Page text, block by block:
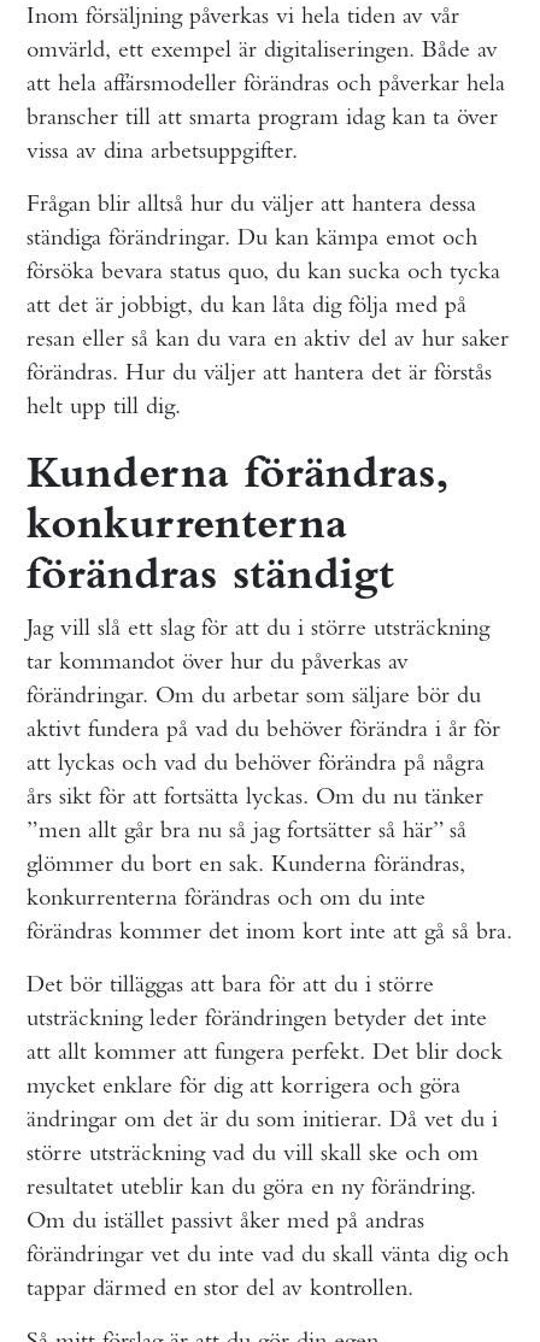
Inom försäljning påverkas vi hela tiden av vår
omvärld, ett exempel är digitaliseringen. Både av
att hela affärsmodeller förändras och påverkar hela
branscher till att smarta program idag kan ta över
vissa av dina arbetsuppgifter.
Frågan blir alltså hur du väljer att hantera dessa
ständiga förändringar. Du kan kämpa emot och
försöka bevara status quo, du kan sucka och tycka
att det är jobbigt, du kan låta dig följa med på
resan eller så kan du vara en aktiv del av hur saker
förändras. Hur du väljer att hantera det är förstås
helt upp till dig.
Kunderna förändras,
konkurrenterna
förändras ständigt
Jag vill slå ett slag för att du i större utsträckning
tar kommandot över hur du påverkas av
förändringar. Om du arbetar som säljare bör du
aktivt fundera på vad du behöver förändra i år för
att lyckas och vad du behöver förändra på några
års sikt för att fortsätta lyckas. Om du nu tänker
”men allt går bra nu så jag fortsätter så här” så
glömmer du bort en sak. Kunderna förändras,
konkurrenterna förändras och om du inte
förändras kommer det inom kort inte att gå så bra.
Det bör tilläggas att bara för att du i större
utsträckning leder förändringen betyder det inte
att allt kommer att fungera perfekt. Det blir dock
mycket enklare för dig att korrigera och göra
ändringar om det är du som initierar. Då vet du i
större utsträckning vad du vill skall ske och om
resultatet uteblir kan du göra en ny förändring.
Om du istället passivt åker med på andras
förändringar vet du inte vad du skall vänta dig och
tappar därmed en stor del av kontrollen.